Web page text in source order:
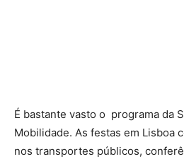
É bastante vasto o programa da
Mobilidade. As festas em Lisboa
nos transportes públicos,